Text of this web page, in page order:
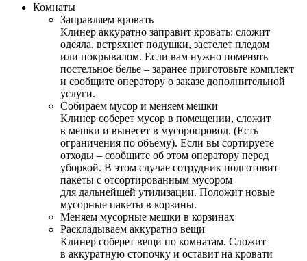
Комнаты
Заправляем кровать
Клинер аккуратно заправит кровать: сложит
одеяла, встряхнет подушки, застелет пледом
или покрывалом. Если вам нужно поменять
постельное белье – заранее приготовьте комплект
и сообщите оператору о заказе дополнительной
услуги.
Собираем мусор и меняем мешки
Клинер соберет мусор в помещении, сложит
в мешки и вынесет в мусоропровод. (Есть
ограничения по объему). Если вы сортируете
отходы – сообщите об этом оператору перед
уборкой. В этом случае сотрудник подготовит
пакеты с отсортированным мусором
для дальнейшей утилизации. Положит новые
мусорные пакеты в корзины.
Меняем мусорные мешки в корзинах
Раскладываем аккуратно вещи
Клинер соберет вещи по комнатам. Сложит
в аккуратную стопочку и оставит на кровати